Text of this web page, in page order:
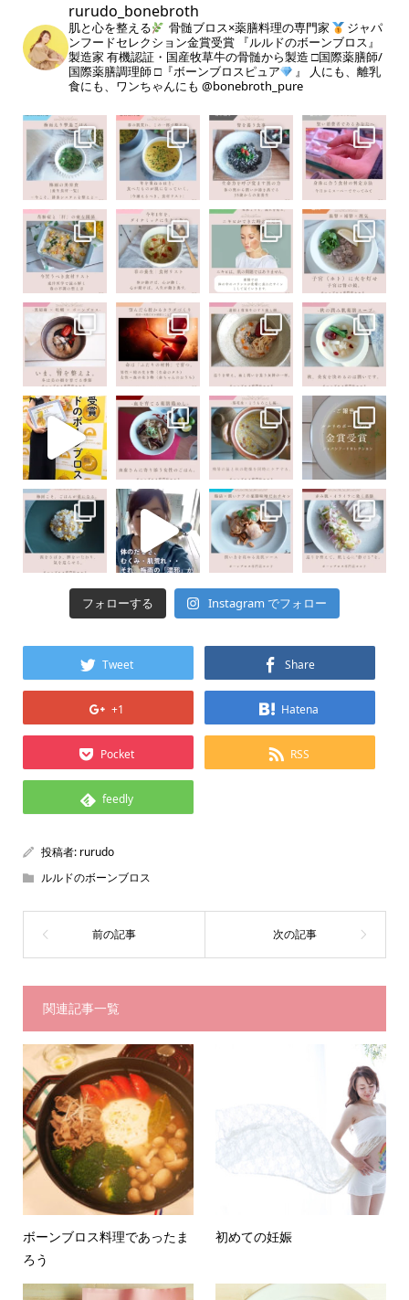
rurudo_bonebroth
肌と心を整える 骨髄ブロス×薬膳料理の専門家
ジャパ
ンフードセレクション金賞受賞
『ルルドのボーンブロス』
製造家 有機認証・国産牧草牛の骨髄から製造 □国際薬膳師/
国際薬膳調理師□『ボーンブロスピュア 』
人にも、離乳
食にも、ワンちゃんにも @bonebroth_pure
フォローする Instagram でフォロー
Tweet Share
+1 Hatena
Pocket RSS
feedly
投稿者: rurudo
ルルドのボーンブロス
関連記事一覧
ボーンブロス料理であったま
ろう
初めての妊娠